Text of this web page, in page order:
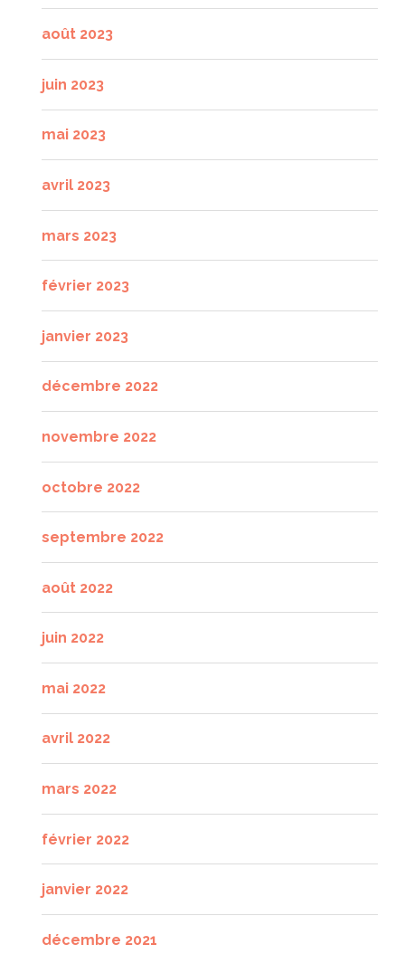
août 2023
juin 2023
mai 2023
avril 2023
mars 2023
février 2023
janvier 2023
décembre 2022
novembre 2022
octobre 2022
septembre 2022
août 2022
juin 2022
mai 2022
avril 2022
mars 2022
février 2022
janvier 2022
décembre 2021